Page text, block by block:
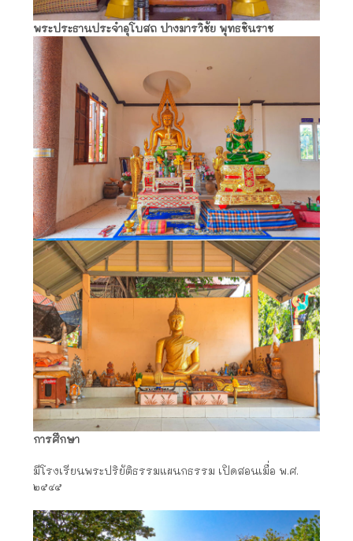
พระประธานประจำอุโบสถ ปางมารวิชัย พุทธชินราช
การศึกษา
มีโรงเรียนพระปริยัติธรรมแผนกธรรม เปิดสอนเมื่อ พ.ศ.
๒๕๔๕